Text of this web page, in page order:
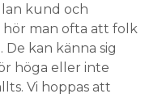
kund och
hör man ofta att folk
kan känna sig
höga eller inte
Vi hoppas att